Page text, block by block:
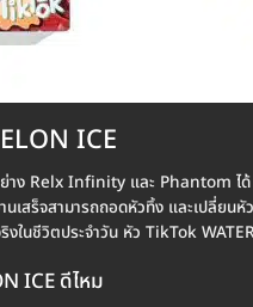
ICE
าง Relx Infinity และ Phantom ไ
สร็จสามารถถอดหัวทิ้ง และเปลี่ยนหั
งในชีวิตประจำวัน หัว TikTok
ICE ดีไหม